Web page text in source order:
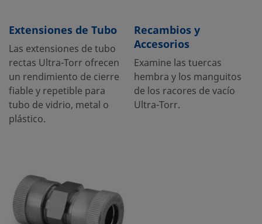
Extensiones de Tubo
Las extensiones de tubo
rectas Ultra-Torr ofrecen
un rendimiento de cierre
fiable y repetible para
tubo de vidrio, metal o
plástico.
Recambios y
Accesorios
Examine las tuercas
hembra y los manguitos
de los racores de vacío
Ultra-Torr.